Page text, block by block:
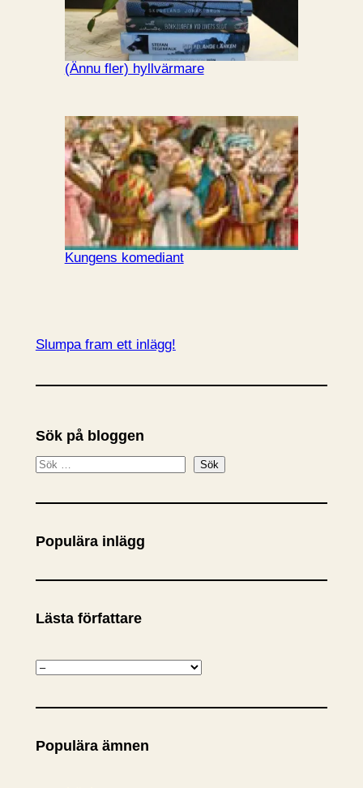
(Ännu fler) hyllvärmare
Kungens komediant
Slumpa fram ett inlägg!
Sök på bloggen
S
k
Sök
Populära inlägg
Lästa författare
K
t
g
Populära ämnen